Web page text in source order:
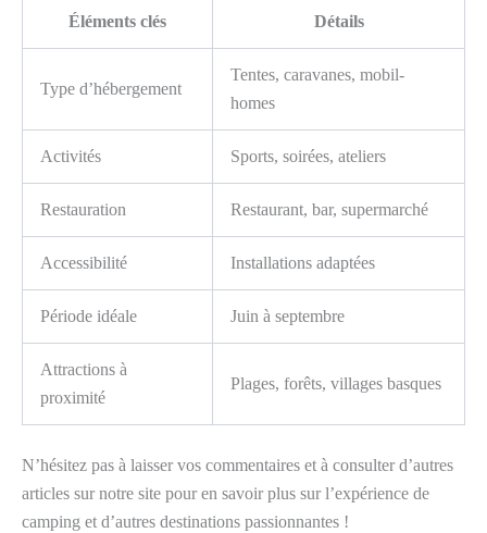
Éléments clés Détails
Type d’hébergement
Tentes, caravanes, mobil-
homes
Activités Sports, soirées, ateliers
Restauration Restaurant, bar, supermarché
Accessibilité Installations adaptées
Période idéale Juin à septembre
Attractions à
proximité
Plages, forêts, villages basques
N’hésitez pas à laisser vos commentaires et à consulter d’autres
articles sur notre site pour en savoir plus sur l’expérience de
camping et d’autres destinations passionnantes !